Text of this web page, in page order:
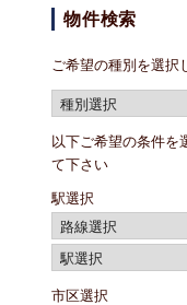
物件検索
ご希望の種別を選択
以下ご希望の条件を
て下さい
駅選択
市区選択